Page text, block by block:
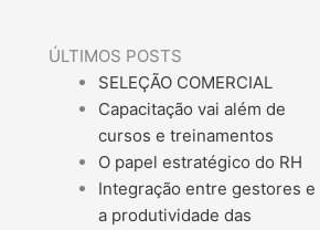
ÚLTIMOS POSTS
SELEÇÃO COMERCIAL
Capacitação vai além de
cursos e treinamentos
O papel estratégico do RH
Integração entre gestores e
a produtividade das